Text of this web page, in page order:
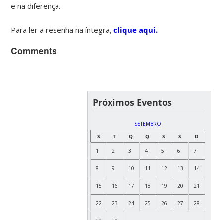
e na diferença.
Para ler a resenha na íntegra,clique aqui.
Comments
Próximos Eventos
SETEMBRO
S
T Q Q S S D
1 2 3 4 5 6 7
8 9 10 11 12 13 14
15 16 17 18 19 20 21
22 23 24 25 26 27 28